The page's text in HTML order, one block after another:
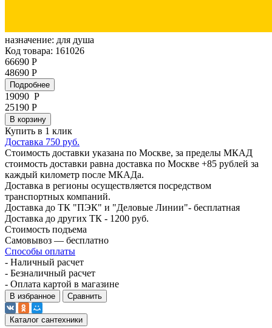
назначение: для душа
Код товара: 161026
66690 Р
48690 Р
Подробнее
19090 Р
25190 Р
В корзину
Купить в 1 клик
Доставка 750 руб.
Стоимость доставки указана по Москве, за пределы МКАД
стоимость доставки равна доставка по Москве +85 рублей за
каждый километр после МКАДа.
Доставка в регионы осуществляется посредством
транспортных компаний.
Доставка до ТК "ПЭК" и "Деловые Линии"- бесплатная
Доставка до других ТК - 1200 руб.
Стоимость подъема
Самовывоз — бесплатно
Способы оплаты
- Наличный расчет
- Безналичный расчет
- Оплата картой в магазине
В избранное Сравнить
Каталог сантехники